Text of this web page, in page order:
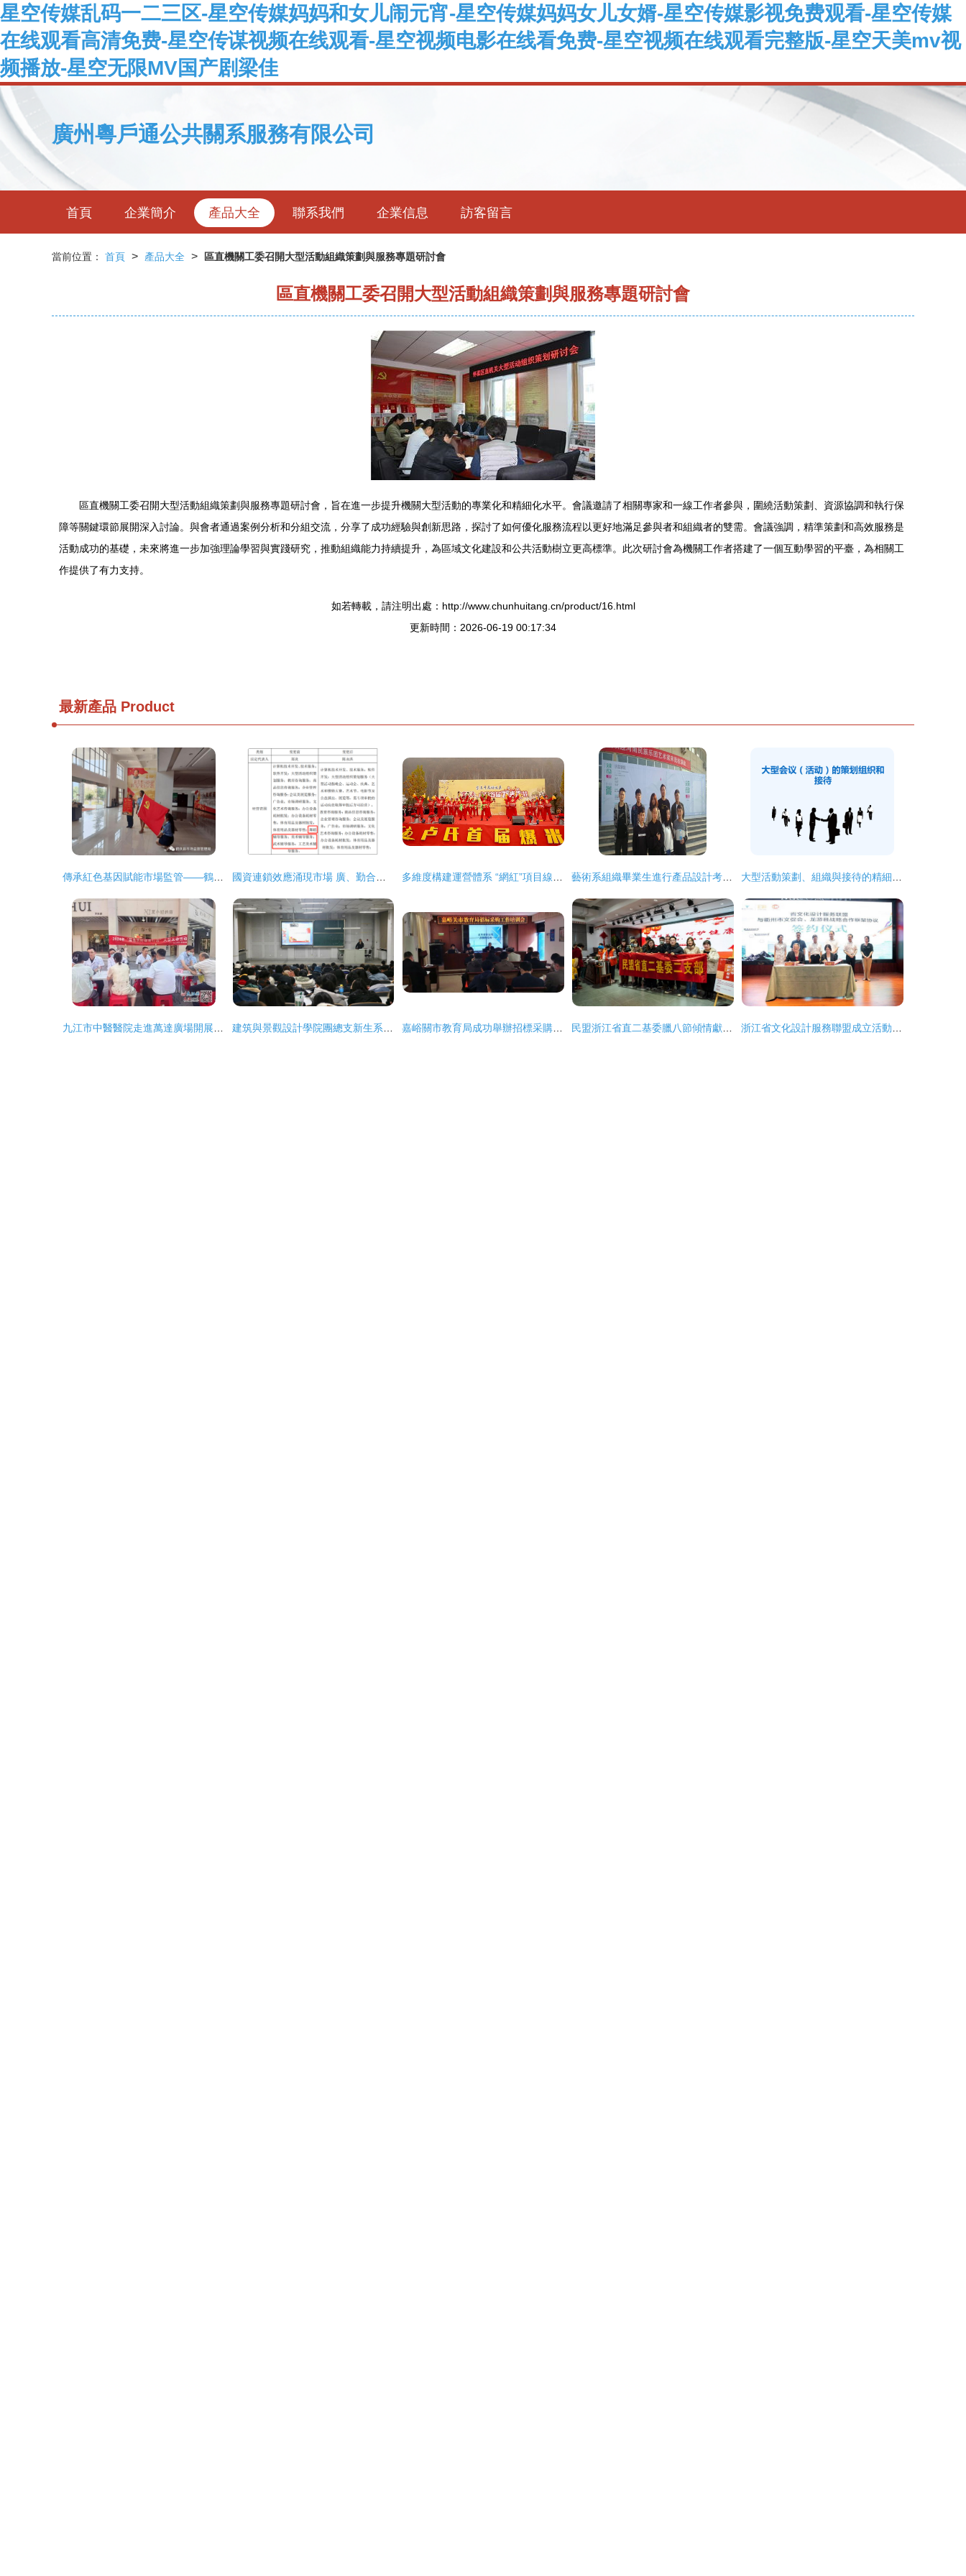
星空传媒乱码一二三区-星空传媒妈妈和女儿闹元宵-星空传媒妈妈女儿女婿-星空传媒影视免费观看-星空传媒
在线观看高清免费-星空传谋视频在线观看-星空视频电影在线看免费-星空视频在线观看完整版-星空天美mv视
频播放-星空无限MV国产剧梁佳
廣州粵戶通公共關系服務有限公司
首頁 企業簡介 產品大全 聯系我們 企業信息 訪客留言
當前位置： 首頁 > 產品大全 > 區直機關工委召開大型活動組織策劃與服務專題研討會
區直機關工委召開大型活動組織策劃與服務專題研討會
區直機關工委召開大型活動組織策劃與服務專題研討會，旨在進一步提升機關大型活動的專業化和精細化水平。會議邀請了相關專家和一線工作者參與，圍繞活動策劃、資源協調和執行保
障等關鍵環節展開深入討論。與會者通過案例分析和分組交流，分享了成功經驗與創新思路，探討了如何優化服務流程以更好地滿足參與者和組織者的雙需。會議強調，精準策劃和高效服務是
活動成功的基礎，未來將進一步加強理論學習與實踐研究，推動組織能力持續提升，為區域文化建設和公共活動樹立更高標準。此次研討會為機關工作者搭建了一個互動學習的平臺，為相關工
作提供了有力支持。
如若轉載，請注明出處：http://www.chunhuitang.cn/product/16.html
更新時間：2026-06-19 00:17:34
最新產品 Product